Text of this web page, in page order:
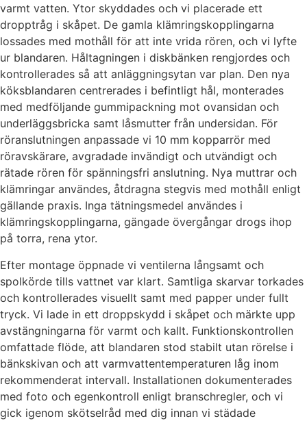
varmt vatten. Ytor skyddades och vi placerade ett
dropptråg i skåpet. De gamla klämringskopplingarna
lossades med mothåll för att inte vrida rören, och vi lyfte
ur blandaren. Håltagningen i diskbänken rengjordes och
kontrollerades så att anläggningsytan var plan. Den nya
köksblandaren centrerades i befintligt hål, monterades
med medföljande gummipackning mot ovansidan och
underläggsbricka samt låsmutter från undersidan. För
röranslutningen anpassade vi 10 mm kopparrör med
röravskärare, avgradade invändigt och utvändigt och
rätade rören för spänningsfri anslutning. Nya muttrar och
klämringar användes, åtdragna stegvis med mothåll enligt
gällande praxis. Inga tätningsmedel användes i
klämringskopplingarna, gängade övergångar drogs ihop
på torra, rena ytor.
Efter montage öppnade vi ventilerna långsamt och
spolkörde tills vattnet var klart. Samtliga skarvar torkades
och kontrollerades visuellt samt med papper under fullt
tryck. Vi lade in ett droppskydd i skåpet och märkte upp
avstängningarna för varmt och kallt. Funktionskontrollen
omfattade flöde, att blandaren stod stabilt utan rörelse i
bänkskivan och att varmvattentemperaturen låg inom
rekommenderat intervall. Installationen dokumenterades
med foto och egenkontroll enligt branschregler, och vi
gick igenom skötselråd med dig innan vi städade